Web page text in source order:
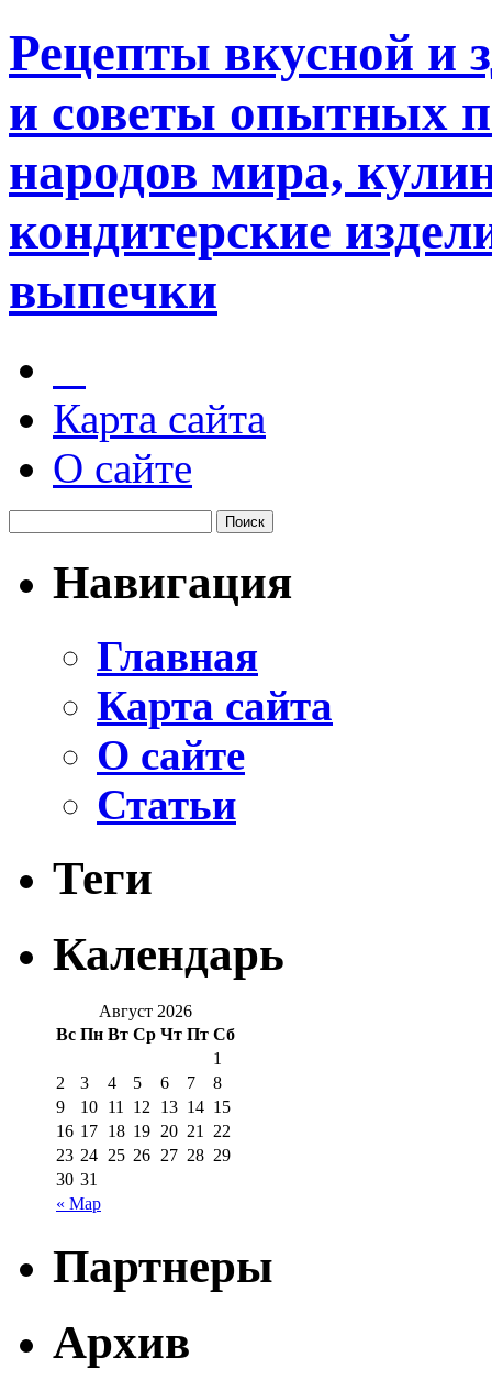
Рецепты вкусной и
и советы опытных
народов мира,
кондитерские
выпечки
Карта сайта
О сайте
Навигация
Главная
Карта сайта
О сайте
Статьи
Теги
Календарь
Август 2026
Вс Пн Вт Ср Чт Пт Сб
« Мар
1
2
3 4 5 6 7
8
9
10 11 12 13 14 15
16 17 18 19 20 21 22
23 24 25 26 27 28 29
30 31
Партнеры
Архив